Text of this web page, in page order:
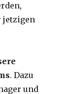
jetzigen
. Dazu
und